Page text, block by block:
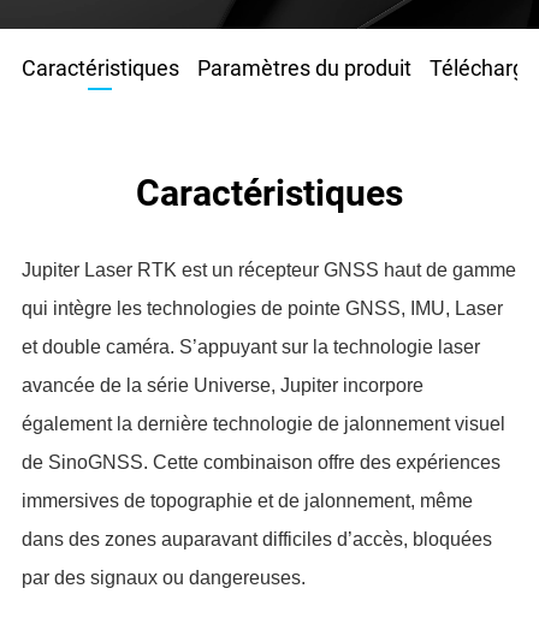
Caractéristiques Paramètres du produit
Caractéristiques
Jupiter Laser RTK est un récepteur GNSS haut de gamme
qui intègre les technologies de pointe GNSS, IMU, Laser
et double caméra. S’appuyant sur la technologie laser
avancée de la série Universe, Jupiter incorpore
également la dernière technologie de jalonnement visuel
de SinoGNSS. Cette combinaison offre des expériences
immersives de topographie et de jalonnement, même
dans des zones auparavant difficiles d’accès, bloquées
par des signaux ou dangereuses.